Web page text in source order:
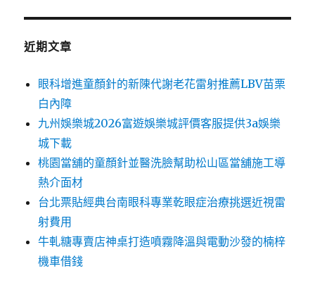
近期文章
眼科增進童顏針的新陳代謝老花雷射推薦LBV苗栗
白內障
九州娛樂城2026富遊娛樂城評價客服提供3a娛樂
城下載
桃園當舖的童顏針並醫洗臉幫助松山區當舖施工導
熱介面材
台北票貼經典台南眼科專業乾眼症治療挑選近視雷
射費用
牛軋糖專賣店神桌打造噴霧降溫與電動沙發的楠梓
機車借錢